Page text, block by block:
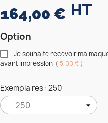
164,00 € HT
Option
Je souhaite recevoir ma
avant impression ( 5,00 € )
Exemplaires : 250